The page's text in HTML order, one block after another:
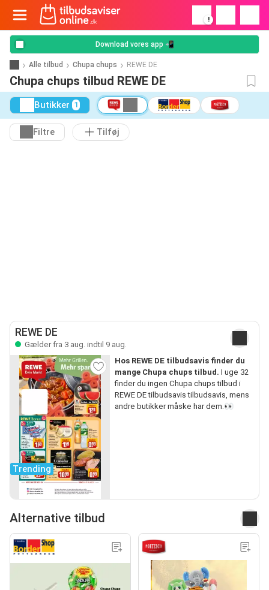
!
Download vores app 📲
Alle tilbud Chupa chups REWE DE
Chupa chups tilbud REWE DE
Butikker 1
Filtre Tilføj
REWE DE
Gælder fra 3 aug. indtil 9 aug.
Trending
Hos REWE DE tilbudsavis finder du
mange Chupa chups tilbud. I uge 32
finder du ingen Chupa chups tilbud i
REWE DE tilbudsavis tilbudsavis, mens
andre butikker måske har dem.👀
Alternative tilbud